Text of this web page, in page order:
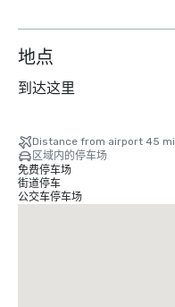
地点
到达这里
Distance from airport 45 mi
区域内的停车场
免费停车场
街道停车
公交车停车场